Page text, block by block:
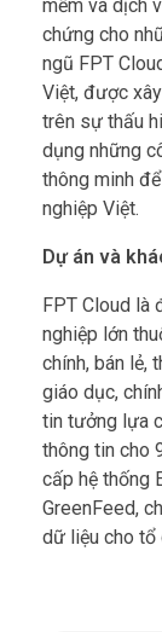
mềm và dịch
chứng cho
ngũ FPT
Việt, được
trên sự thấu
dụng những
thông minh
nghiệp Việt.
Dự án và
FPT Cloud là
nghiệp lớn
chính, bán lẻ,
giáo dục,
tin tưởng lựa
thông tin cho
cấp hệ thống
GreenFeed,
dữ liệu cho tổ